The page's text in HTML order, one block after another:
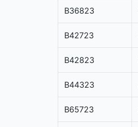
B36823
B42723
B42823
B44323
B65723